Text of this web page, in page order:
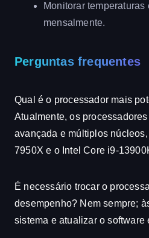
Monitorar temperaturas
mensalmente.
Perguntas frequentes
Qual é o processador mais
Atualmente, os
avançada e múltiplos
7950X e o Intel Core i9-
É necessário trocar o
desempenho? Nem sempre;
sistema e atualizar o software